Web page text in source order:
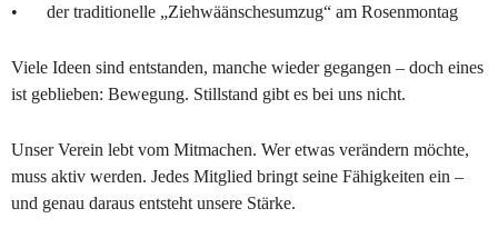
•	der traditionelle „Ziehwäänschesumzug“ am Rosenmontag
Viele Ideen sind entstanden, manche wieder gegangen – doch eines
ist geblieben: Bewegung. Stillstand gibt es bei uns nicht.
Unser Verein lebt vom Mitmachen. Wer etwas verändern möchte,
muss aktiv werden. Jedes Mitglied bringt seine Fähigkeiten ein –
und genau daraus entsteht unsere Stärke.